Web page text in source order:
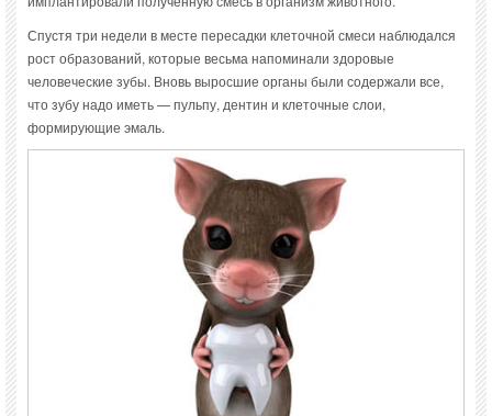
Спустя три недели в месте пересадки клеточной смеси наблюдался
рост образований, которые весьма напоминали здоровые
человеческие зубы. Вновь выросшие органы были содержали все,
что зубу надо иметь — пульпу, дентин и клеточные слои,
формирующие эмаль.